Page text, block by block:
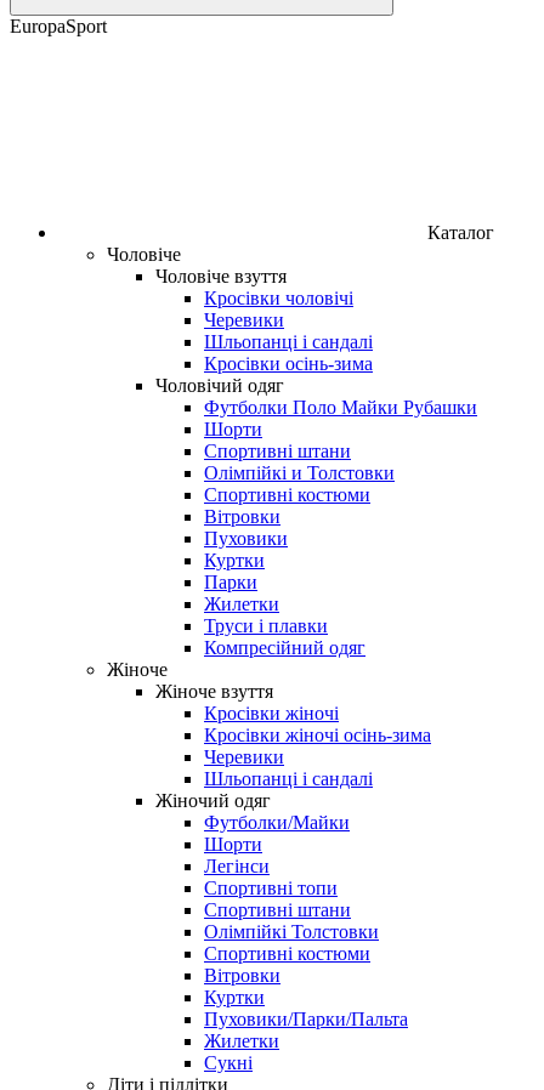
EuropaSport
Каталог
Чоловіче
Чоловіче взуття
Кросівки чоловічі
Черевики
Шльопанці і сандалі
Кросівки осінь-зима
Чоловічий одяг
Футболки Поло Майки Рубашки
Шорти
Спортивні штани
Олімпійкі и Толстовки
Спортивні костюми
Вітровки
Пуховики
Куртки
Парки
Жилетки
Труси і плавки
Компресійний одяг
Жіноче
Жіноче взуття
Кросівки жіночі
Кросівки жіночі осінь-зима
Черевики
Шльопанці і сандалі
Жіночий одяг
Футболки/Майки
Шорти
Легінси
Спортивні топи
Спортивні штани
Олімпійкі Толстовки
Спортивні костюми
Вітровки
Куртки
Пуховики/Парки/Пальта
Жилетки
Сукні
Діти і підлітки